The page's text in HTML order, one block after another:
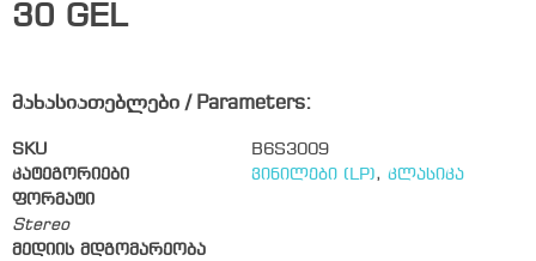
30 GEL
მახასიათებლები / Parameters:
SKU
B6S3009
კატეგორიები
ვინილები (LP), კლასიკა
ფორმატი
Stereo
მედიის მდგომარეობა